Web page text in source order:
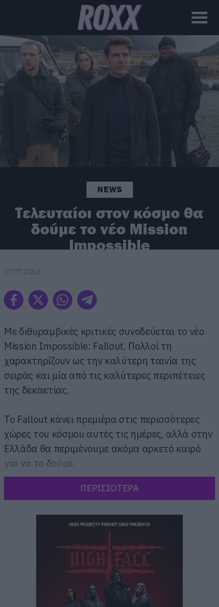
NEWS
Τελευταίοι στον κόσμο θα
δούμε το νέο Mission
Impossible
27.07.2018
Με διθυραμβικές κριτικές συνοδεύεται το νέο
Mission Impossible: Fallout. Πολλοί τη
χαρακτηρίζουν ως την καλύτερη ταινία της
σειράς και μία από τις καλύτερες περιπέτειες
της δεκαετίας.
To Fallout κάνει πρεμιέρα στις περισσότερες
χώρες του κόσμου αυτές τις ημέρες, αλλά στην
Ελλάδα θα περιμένουμε ακόμα αρκετό καιρό
για να το δούμε.
ΠΕΡΙΣΣΟΤΕΡΑ